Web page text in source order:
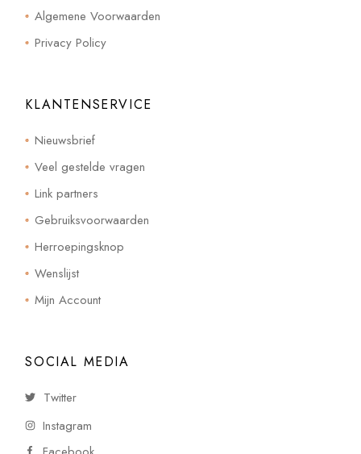
Algemene Voorwaarden
Privacy Policy
KLANTENSERVICE
Nieuwsbrief
Veel gestelde vragen
Link partners
Gebruiksvoorwaarden
Herroepingsknop
Wenslijst
Mijn Account
SOCIAL MEDIA
Twitter
Instagram